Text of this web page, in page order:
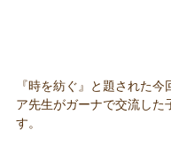
『時を紡ぐ』と題された今
ア先生がガーナで交流した
す。